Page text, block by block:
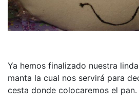
Ya hemos finalizado nuestra
manta la cual nos servirá para
cesta donde colocaremos el pan.